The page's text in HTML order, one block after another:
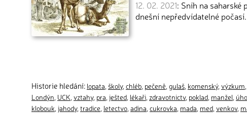
12. 02. 2021: Sníh na saharské
dnešní nepředvídatelné
Historie hledání: lopata školy, chléb pečeně gulaš komenský, výzkum
Londýn UCK vztahy, pra ješted lékaři zdravotnictv, poklad manžel
klobouk jahody, tradice letectvo adina cukrovka mada med venkov,